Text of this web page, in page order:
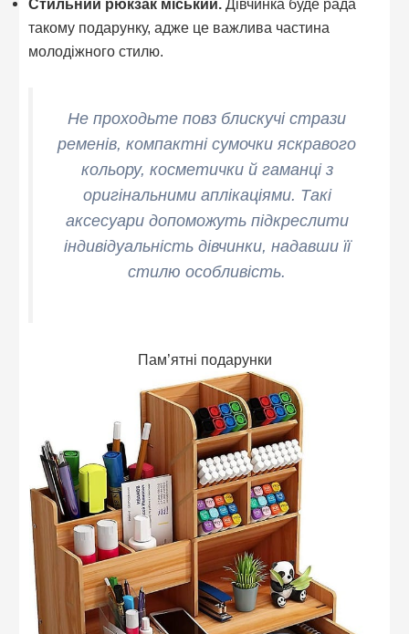
Стильний рюкзак міський. Дівчинка буде рада
такому подарунку, адже це важлива частина
молодіжного стилю.
Не проходьте повз блискучі стрази
ременів, компактні сумочки яскравого
кольору, косметички й гаманці з
оригінальними аплікаціями. Такі
аксесуари допоможуть підкреслити
індивідуальність дівчинки, надавши її
стилю особливість.
Пам’ятні подарунки